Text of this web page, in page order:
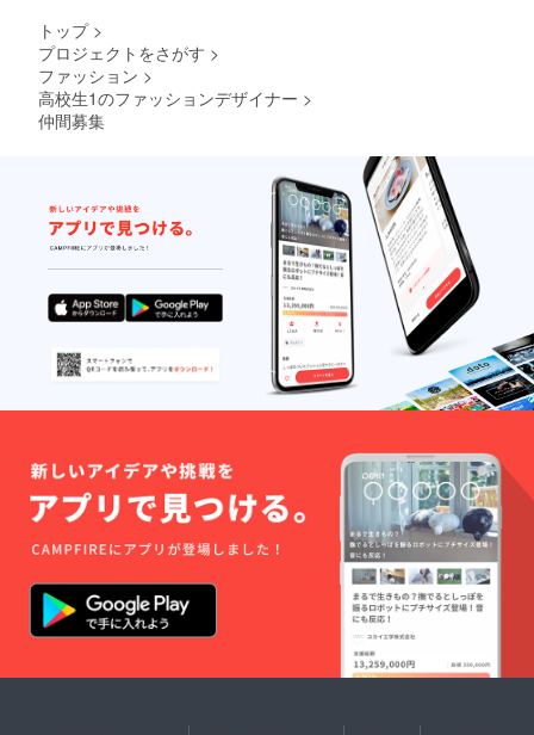
トップ >
プロジェクトをさがす >
ファッション >
高校生1のファッションデザイナー >
仲間募集